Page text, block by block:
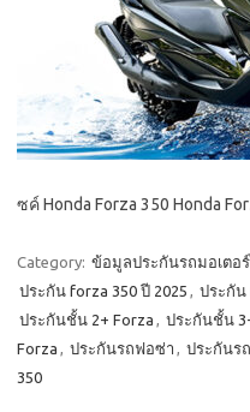
ซค์ Honda Forza 350 Honda
Category: ข้อมูลประกันรถมอเตอ
ประกัน forza 350 ปี 2025 , ประกัน
ประกันชั้น 2+ Forza , ประกันชั้น
Forza , ประกันรถฟอซ่า , ประกันร
350